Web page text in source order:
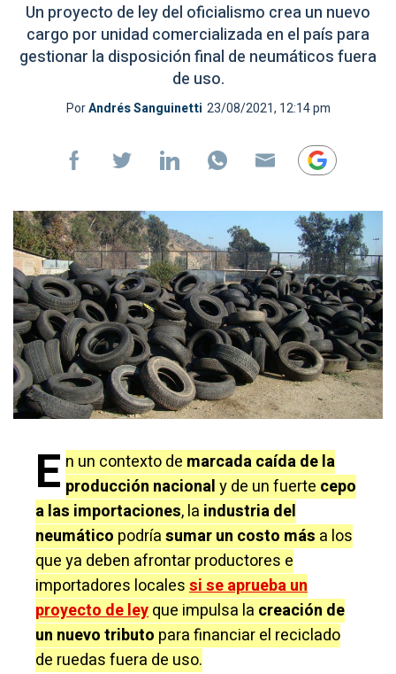
Un proyecto de ley del oficialismo crea un nuevo
cargo por unidad comercializada en el país para
gestionar la disposición final de neumáticos fuera
de uso.
PorAndrés Sanguinetti 23/08/2021, 12:14 pm
E n un contexto de marcada caída de la
producción nacionaly de un fuerte cepo
a las importaciones, la industria del
neumático podríasumar un costo más a los
que ya deben afrontar productores e
importadores localessi se aprueba un
proyecto de leyque impulsa la creación de
un nuevo tributo para financiar el reciclado
de ruedas fuera de uso.